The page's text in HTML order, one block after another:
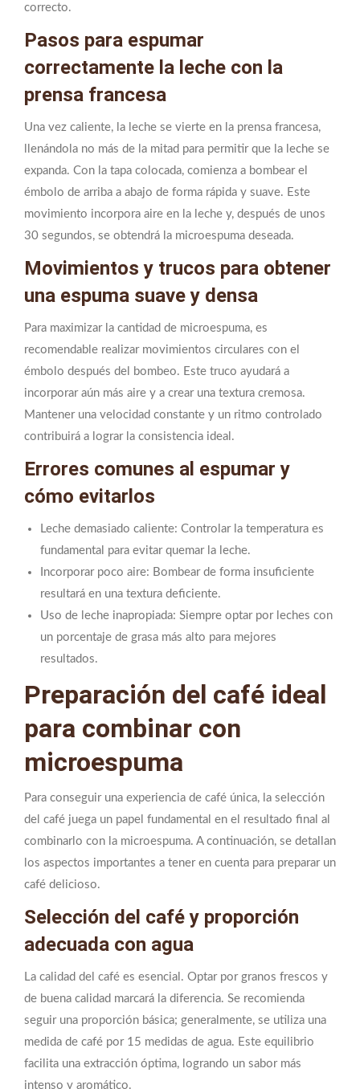
correcto.
Pasos para espumar
correctamente la leche con la
prensa francesa
Una vez caliente, la leche se vierte en la prensa francesa,
llenándola no más de la mitad para permitir que la leche se
expanda. Con la tapa colocada, comienza a bombear el
émbolo de arriba a abajo de forma rápida y suave. Este
movimiento incorpora aire en la leche y, después de unos
30 segundos, se obtendrá la microespuma deseada.
Movimientos y trucos para obtener
una espuma suave y densa
Para maximizar la cantidad de microespuma, es
recomendable realizar movimientos circulares con el
émbolo después del bombeo. Este truco ayudará a
incorporar aún más aire y a crear una textura cremosa.
Mantener una velocidad constante y un ritmo controlado
contribuirá a lograr la consistencia ideal.
Errores comunes al espumar y
cómo evitarlos
Leche demasiado caliente: Controlar la temperatura es
fundamental para evitar quemar la leche.
Incorporar poco aire: Bombear de forma insuficiente
resultará en una textura deficiente.
Uso de leche inapropiada: Siempre optar por leches con
un porcentaje de grasa más alto para mejores
resultados.
Preparación del café ideal
para combinar con
microespuma
Para conseguir una experiencia de café única, la selección
del café juega un papel fundamental en el resultado final al
combinarlo con la microespuma. A continuación, se detallan
los aspectos importantes a tener en cuenta para preparar un
café delicioso.
Selección del café y proporción
adecuada con agua
La calidad del café es esencial. Optar por granos frescos y
de buena calidad marcará la diferencia. Se recomienda
seguir una proporción básica; generalmente, se utiliza una
medida de café por 15 medidas de agua. Este equilibrio
facilita una extracción óptima, logrando un sabor más
intenso y aromático.